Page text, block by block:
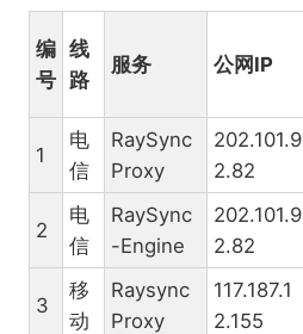
编
号
线
路
服务 公网IP
1
电
信
RaySync
Proxy
202.101.9
2.82
2
电
信
RaySync
-Engine
202.101.9
2.82
3
移
动
Raysync
Proxy
117.187.1
2.155